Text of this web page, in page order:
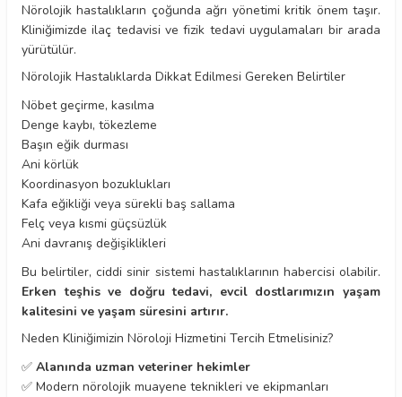
Nörolojik hastalıkların çoğunda ağrı yönetimi kritik önem taşır.
Kliniğimizde ilaç tedavisi ve fizik tedavi uygulamaları bir arada
yürütülür.
Nörolojik Hastalıklarda Dikkat Edilmesi Gereken Belirtiler
Nöbet geçirme, kasılma
Denge kaybı, tökezleme
Başın eğik durması
Ani körlük
Koordinasyon bozuklukları
Kafa eğikliği veya sürekli baş sallama
Felç veya kısmi güçsüzlük
Ani davranış değişiklikleri
Bu belirtiler, ciddi sinir sistemi hastalıklarının habercisi olabilir.
Erken teşhis ve doğru tedavi, evcil dostlarımızın yaşam
kalitesini ve yaşam süresini artırır.
Neden Kliniğimizin Nöroloji Hizmetini Tercih Etmelisiniz?
✅ Alanında uzman veteriner hekimler
✅ Modern nörolojik muayene teknikleri ve ekipmanları